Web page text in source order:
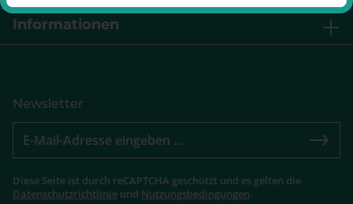
Informationen
Newsletter
Diese Seite ist durch reCAPTCHA geschützt und es gelten die
Datenschutzrichtlinie und Nutzungsbedingungen.